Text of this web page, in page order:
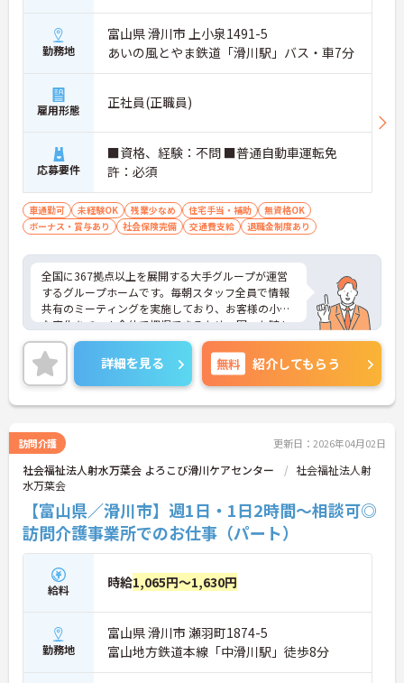
していける環境です。
【頑張りが収入に直結し、モチベーションを高めら
れます】
・施設運営への貢献やチームワークを評価する独自
の特別報酬制度により、賞与とは別に収入アップが
期待できます。
・日々の努力が目に見える形で還元されるため、高
いモチベーションを維持しながらやりがいを持って
【個性を活かしながら、自分らしいスタイルで働け
ます】
り、ご自身の価値観や清潔感を大切にしながら自分
らしく働ける環境です。
勤務地
富山県 滑川市 上小泉1491-5
あいの風とやま鉄道「滑川駅」バス・車7分
雇用形態 正社員(正職員)
応募要件
■資格、経験：不問 ■普通自動車運転免
許：必須
車通勤可 未経験OK 残業少なめ 住宅手当・補助
無資格OK
ボーナス・賞与あり
社会保険完備 交通費支給 退職金制度あり
全国に367拠点以上を展開する大手グループが運営
するグループホームです。毎朝スタッフ全員で情報
共有のミーティングを実施しており、お客様の小さ
な変化をチーム全体で把握できるため、困った時も
すぐに相談できる安心の体制が整っています。待遇
面では、賞与年2回に加え、日々の努力や売上への
寄与を評価する特別報酬が支給されるため、高いモ
チベーションを保ちながら勤務できる環境です。さ
らに、清潔感があれば髪色やネイルなどの規定がな
イルで働くことができます。認知症ケアの専門性を
高めたい方にも最適な環境であり、手厚い研修体制
を通じて働きながらスキルアップを目指すことも可
能です。年間17日のリフレッシュ休暇や定年後の再
雇用制度など、長期的にキャリアを描ける福利厚生
も大きな魅力です。
★おすすめPOINT★
【チーム全体で情報を共有し、一人で抱え込まずに
働ける環境です】
・毎朝スタッフ全員で情報共有のミーティングを実
施しているため、お客様の変化や業務連絡を細やか
に把握できます。
・困った時もすぐに相談してフォローし合える体制
詳細を見る 無料 紹介してもらう
訪問介護 更新日：2026年04月02日
社会福祉法人射水万葉会 よろこび滑川ケアセンター
社会福祉法人射
水万葉会
【富山県／滑川市】週1日・1日2時間～相談可◎
訪問介護事業所でのお仕事（パート）
給料 時給1,065円～1,630円
勤務地
富山県 滑川市 瀬羽町1874-5
富山地方鉄道本線「中滑川駅」徒歩8分